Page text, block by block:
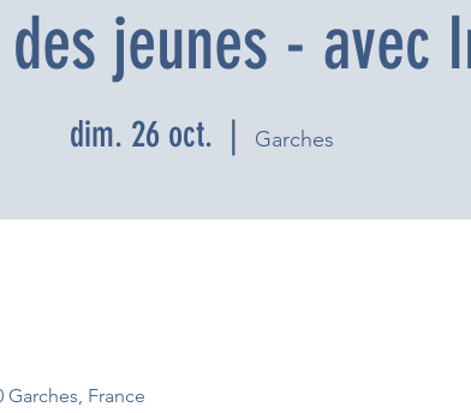
jeunes - avec
dim. 26 oct.
  |
Garches
Garches, France